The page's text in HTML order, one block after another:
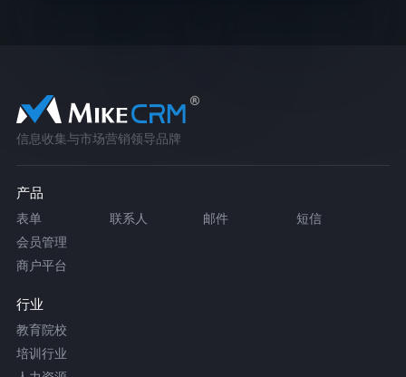
信息收集与市场营销领导品牌
产品
表单 联系人 邮件
短信
会员管理
商户平台
行业
教育院校
培训行业